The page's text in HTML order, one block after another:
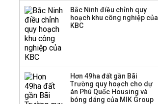
Bắc Ninh điều chỉnh quy
hoạch khu công nghiệp của
KBC
Hơn 49ha đất gần Bãi
Trường quy hoạch cho dự
án Phú Quốc Housing và
bóng dáng của MIK Group